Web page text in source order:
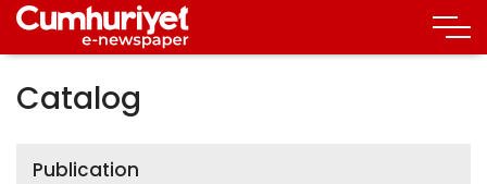
Catalog
Publication